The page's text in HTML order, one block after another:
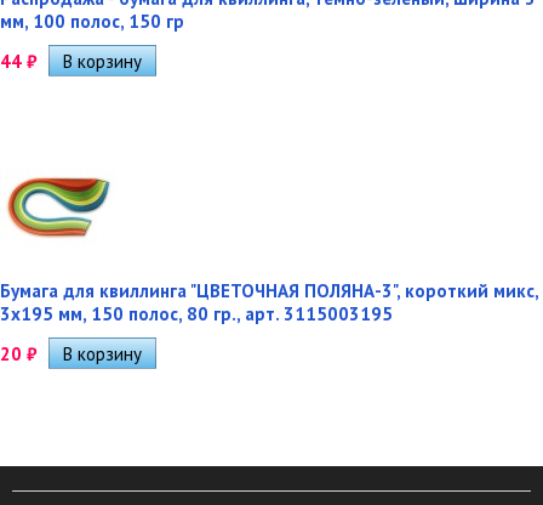
мм, 100 полос, 150 гр
44 ₽
Бумага для квиллинга "ЦВЕТОЧНАЯ ПОЛЯНА-3", короткий микс,
3х195 мм, 150 полос, 80 гр., арт. 3115003195
20 ₽